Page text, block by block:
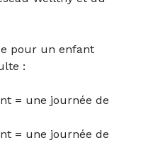
pour un enfant
:
= une journée de
= une journée de